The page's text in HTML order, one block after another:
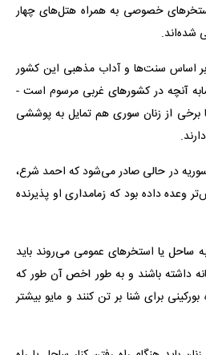
خصوصی به همراه هتل‌های چهار
شده‌اند.
بر اساس سنت‌ها و آداب مذهبی این کشور
آنچه در کشورهای غربی مرسوم است -
برخی از زنان سوری هم تمایل به پوششی
در حالی صادر می‌شود که احمد شرع،
داده بود که زمامداری او پذیرنده
یا استخرهای عمومی می‌روند باید
داشته باشند و به طور اخص آن طور که
برای شنا بر تن کنند و مایو بیشتر